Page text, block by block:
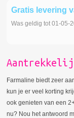
Gratis levering
Was geldig tot 01-05-
Farmaline biedt zeer
kun je er veel korting
ook genieten van een
nu? Nou het antwoord